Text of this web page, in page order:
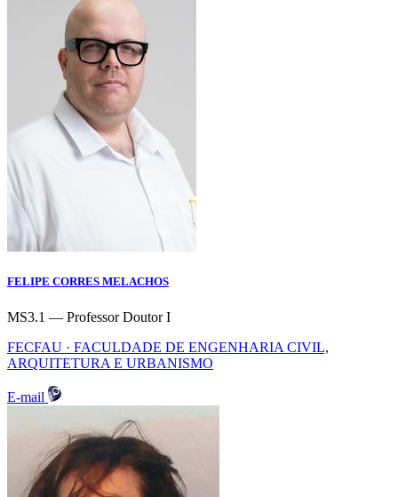
FELIPE CORRES MELACHOS
MS3.1 — Professor Doutor I
FECFAU · FACULDADE DE ENGENHARIA CIVIL,
ARQUITETURA E URBANISMO
E-mail